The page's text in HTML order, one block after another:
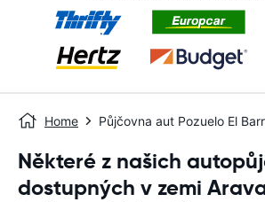
Home Půjčovna aut Pozuelo El
Některé z našich
dostupných v zemi